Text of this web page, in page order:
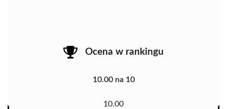
Ocena w rankingu
10.00 na 10
10.00